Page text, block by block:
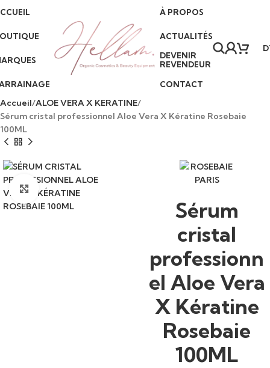
À PROPOS
ACTUALITÉS
DEVENIR
REVENDEUR
CONTACT
Accueil ALOE VERA X KERATINE
Sérum cristal professionnel Aloe Vera X Kératine Rosebaie
100ML
Click to enlarge
Sérum
cristal
professionn
el Aloe Vera
X Kératine
Rosebaie
100ML
57 098 903 Livraison partout en Tunisie • Paiement à la livraison